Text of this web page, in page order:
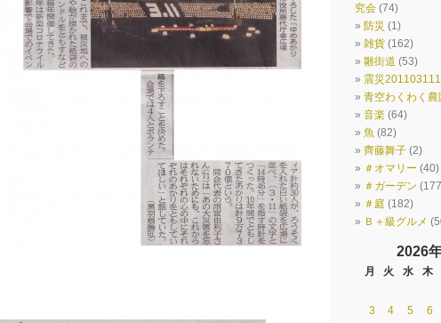
究会 (74)
防災 (1)
雑貨 (162)
雛街道 (53)
震災
青空わくわく農
音楽 (64)
魚 (82)
齊藤舞子 (2)
＃オマリー (40)
＃ガーデン
＃庭 (182)
Ｂ＋級グルメ
2026
月 火 水 木
3
4 5 6